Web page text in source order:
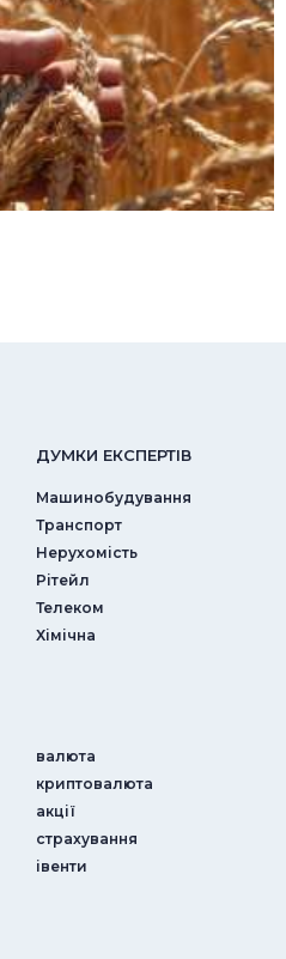
ДУМКИ ЕКСПЕРТIВ
Машинобудування
Транспорт
Нерухомість
Рітейл
Телеком
Хімічна
валюта
криптовалюта
акції
страхування
iвенти